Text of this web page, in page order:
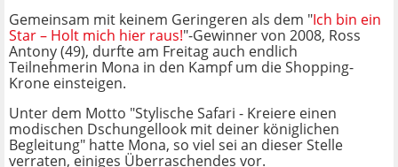
Gemeinsam mit keinem Geringeren als dem "Ich bin ein
Star – Holt mich hier raus!"-Gewinner von 2008, Ross
Antony (49), durfte am Freitag auch endlich
Teilnehmerin Mona in den Kampf um die Shopping-
Krone einsteigen.
Unter dem Motto "Stylische Safari - Kreiere einen
modischen Dschungellook mit deiner königlichen
Begleitung" hatte Mona, so viel sei an dieser Stelle
verraten, einiges Überraschendes vor.